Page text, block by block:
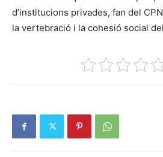
d’institucions privades, fan del
la vertebració i la cohesió social